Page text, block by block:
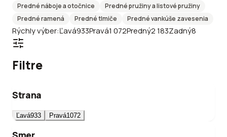
Predné náboje a otočnice
Predné pružiny a listové pružiny
Predné ramená
Predné tlmiče Predné vankúše zavesenia
Rýchly výber:Ľavá933Pravá1 072Predný2 183Zadný8
Filtre
Strana
Ľavá933 Pravá1072